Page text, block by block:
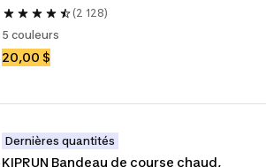
(2 128)
5 couleurs
20,00 $
Dernières quantités
KIPRUN Bandeau de course chaud,